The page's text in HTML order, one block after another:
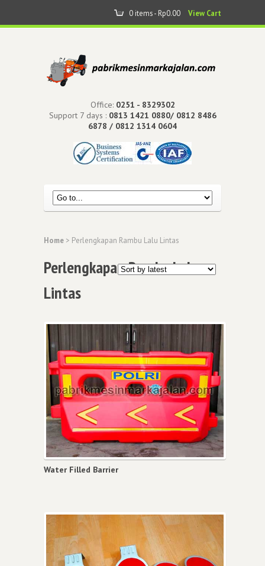
0 items - Rp0.00 View Cart
Office: 0251 - 8329302
Support 7 days : 0813 1421 0880/ 0812 8486
6878 / 0812 1314 0604
Home > Perlengkapan Rambu Lalu Lintas
Perlengkapan Rambu Lalu
Lintas
Water Filled Barrier